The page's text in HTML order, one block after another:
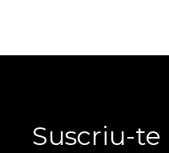
Suscriu-te